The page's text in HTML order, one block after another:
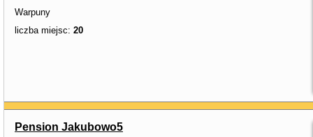
Warpuny
liczba miejsc: 20
Pension Jakubowo5